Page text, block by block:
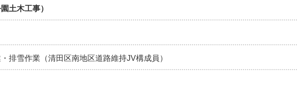
土木工事）
・排雪作業（清田区南地区道路維持JV構成員）